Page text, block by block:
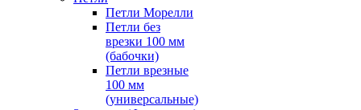
Петли Морелли
Петли без
врезки 100 мм
(бабочки)
Петли врезные
100 мм
(универсальные)